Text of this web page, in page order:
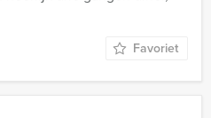
Favoriet